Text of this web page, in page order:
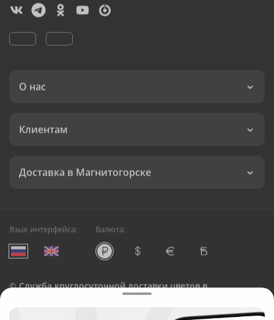
О нас
Клиентам
Доставка в Магнитогорске
Язык интерфейса: Валюта:
©Служба круглосуточной доставки цветов в
Русский Букет, 2026